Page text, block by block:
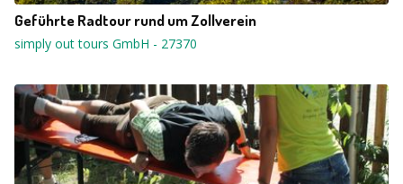
Geführte Radtour rund um Zollverein
simply out tours GmbH - 27370